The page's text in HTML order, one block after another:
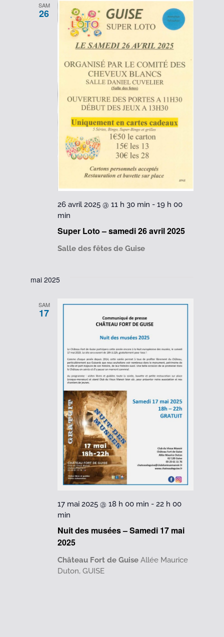
SAM
26
Super Loto – samedi 26 avril 2025
26 avril 2025 @ 11 h 30 min -19 h 00
min
Salle des fêtes de Guise
mai 2025
SAM
17
Nuit des musées – Samedi 17 mai
2025
17 mai 2025 @ 18 h 00 min -22 h 00
min
Château Fort de GuiseAllée Maurice
Duton, GUISE